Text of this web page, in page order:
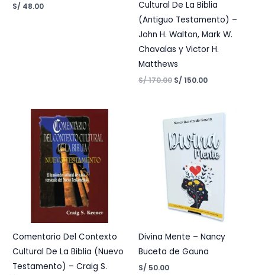
S/ 48.00
Cultural De La Biblia
(Antiguo Testamento) –
John H. Walton, Mark W.
Chavalas y Victor H.
Matthews
S/170.00 S/ 150.00
Comentario Del Contexto
Cultural De La Biblia (Nuevo
Testamento) – Craig S.
Divina Mente – Nancy
Buceta de Gauna
S/ 50.00